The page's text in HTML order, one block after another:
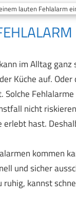
lauten Fehlalarm
im Alltag
Küche auf.
nicht
hast.
kommen
und sicher
kannst